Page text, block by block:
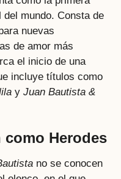
mundo. Consta de
nuevas
de amor más
el inicio de una
incluye títulos como
y Juan Bautista &
como Herodes
no se conocen